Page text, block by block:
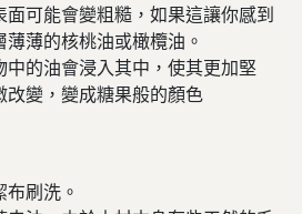
面可能會變粗糙，如果這讓你感到
薄薄的核桃油或橄欖油。
中的油會浸入其中，使其更加堅
改變，變成糖果般的顏色
刷洗。